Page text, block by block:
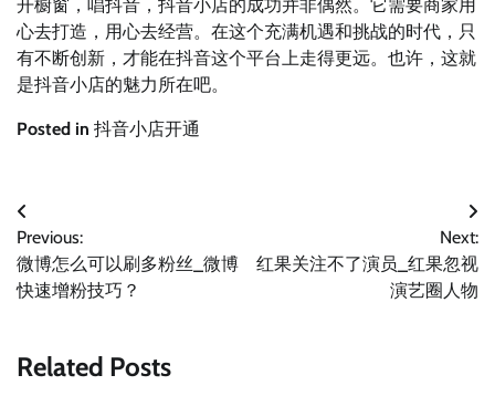
开橱窗，唱抖音，抖音小店的成功并非偶然。它需要商家用
心去打造，用心去经营。在这个充满机遇和挑战的时代，只
有不断创新，才能在抖音这个平台上走得更远。也许，这就
是抖音小店的魅力所在吧。
Posted in 抖音小店开通
文
章
导
Previous:
微博怎么可以刷多粉丝_微博
快速增粉技巧？
Next:
红果关注不了演员_红果忽视
演艺圈人物
Related Posts